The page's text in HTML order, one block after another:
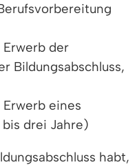
Erwerb der
Bildungsabschluss,
eines
drei Jahre)
habt,